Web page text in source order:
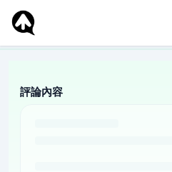
評論內容